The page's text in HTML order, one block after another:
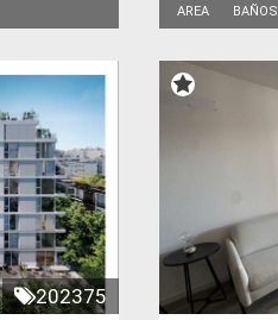
AREA BAÑOS
202375